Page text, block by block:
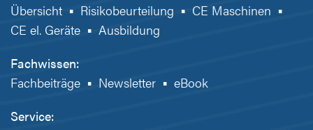
Übersicht ▪ Risikobeurteilung ▪ CE Maschinen ▪
CE el. Geräte ▪ Ausbildung
Fachwissen:
Fachbeiträge ▪ Newsletter ▪ eBook
Service: